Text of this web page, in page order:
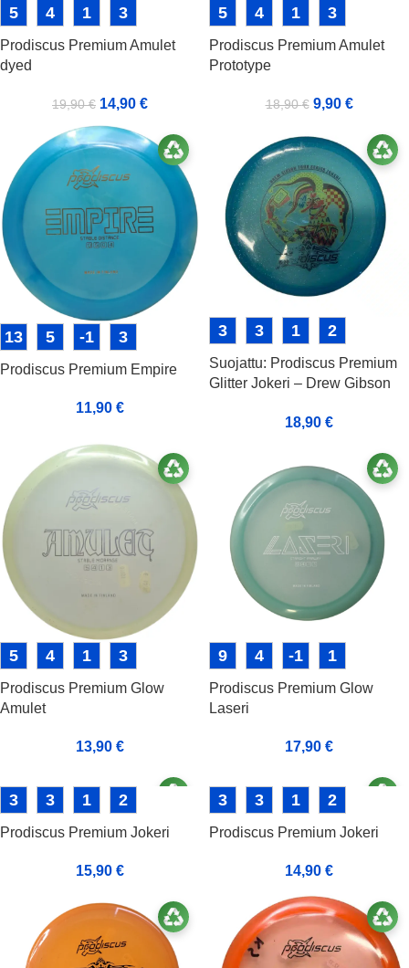
5 4 1 3
Prodiscus Premium Amulet
dyed
19,90€ 14,90 €
5 4 1 3
Prodiscus Premium Amulet
Prototype
18,90€ 9,90 €
13 5 -1 3
Prodiscus Premium Empire
11,90 €
3 3 1 2
Suojattu: Prodiscus Premium
Glitter Jokeri – Drew Gibson
18,90 €
5 4 1 3
Prodiscus Premium Glow
Amulet
13,90 €
9 4 -1 1
Prodiscus Premium Glow
Laseri
17,90 €
3 3 1 2
Prodiscus Premium Jokeri
15,90 €
3 3 1 2
Prodiscus Premium Jokeri
14,90 €